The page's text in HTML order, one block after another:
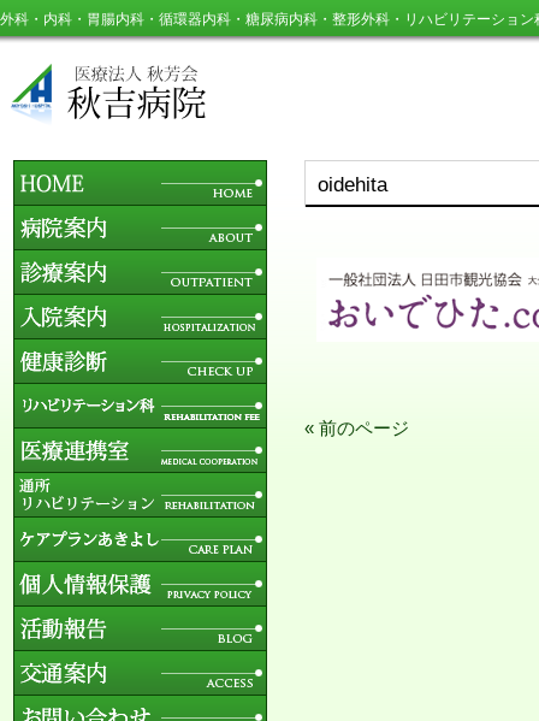
外科・内科・胃腸内科・循環器内科・糖尿病内科・整形外科・リハビリテーション
oidehita
« 前のページ